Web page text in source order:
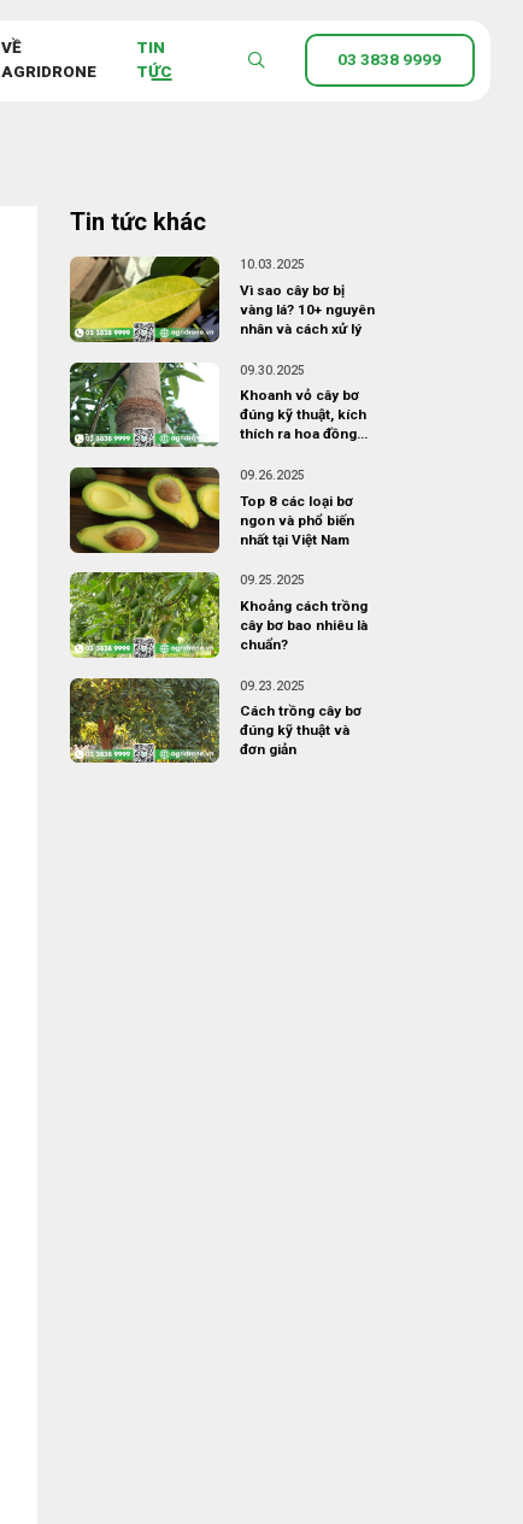
VỀ
AGRIDRONE
TIN
TỨC
03 3838 9999
Tin tức khác
10.03.2025
Vì sao cây bơ bị
vàng lá? 10+ nguyên
nhân và cách xử lý
09.30.2025
Khoanh vỏ cây bơ
đúng kỹ thuật, kích
thích ra hoa đồng
09.26.2025
Top 8 các loại bơ
ngon và phổ biến
nhất tại Việt Nam
09.25.2025
Khoảng cách trồng
cây bơ bao nhiêu là
chuẩn?
09.23.2025
Cách trồng cây bơ
đúng kỹ thuật và
đơn giản